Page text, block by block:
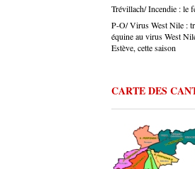
l’apprentissage et
parlez de
l’artisanat ne trouve
Montes : « C’est un
trouver du travail
société sur ces
condescendant — et
déconnecté de la
pâtissier ou de
Trévillach/ Incendie : le
P-O/ Virus West Nile :
équine au virus West
Estève, cette saison
CARTE DES